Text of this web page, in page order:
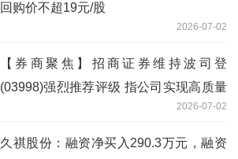
回购价不超19元/股
2026-07-02
【券商聚焦】招商证券维持波司登
(03998)强烈推荐评级 指公司实现高质量
2026-07-02
久祺股份：融资净买入290.3万元，融资